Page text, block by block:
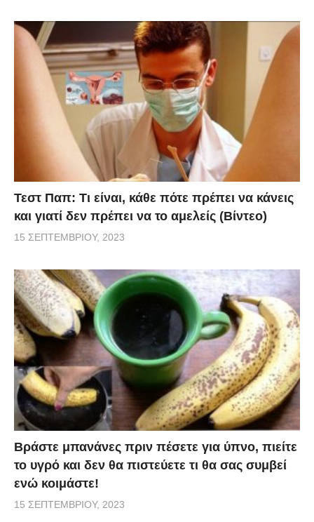
Τεστ Παπ: Τι είναι, κάθε πότε πρέπει να κάνεις
και γιατί δεν πρέπει να το αμελείς (Βίντεο)
15 ΣΕΠΤΕΜΒΡΊΟΥ, 2023
Βράστε μπανάνες πριν πέσετε για ύπνο, πιείτε
το υγρό και δεν θα πιστεύετε τι θα σας συμβεί
ενώ κοιμάστε!
15 ΣΕΠΤΕΜΒΡΊΟΥ, 2023